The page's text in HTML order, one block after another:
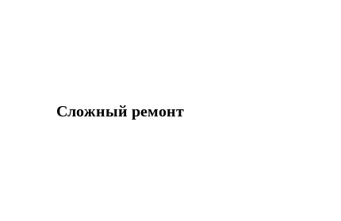
Сложный ремонт